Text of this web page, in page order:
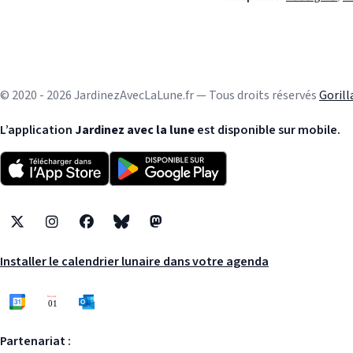
© 2020 - 2026 JardinezAvecLaLune.fr — Tous droits réservés
L’application Jardinez avec la luneest disponible sur mobile.
X InstagramFacebookBlueskyMastodon
Installer le calendrier lunaire dans votre agenda
Partenariat :